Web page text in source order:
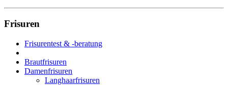
Frisuren
Frisurentest & -beratung
Brautfrisuren
Damenfrisuren
Langhaarfrisuren